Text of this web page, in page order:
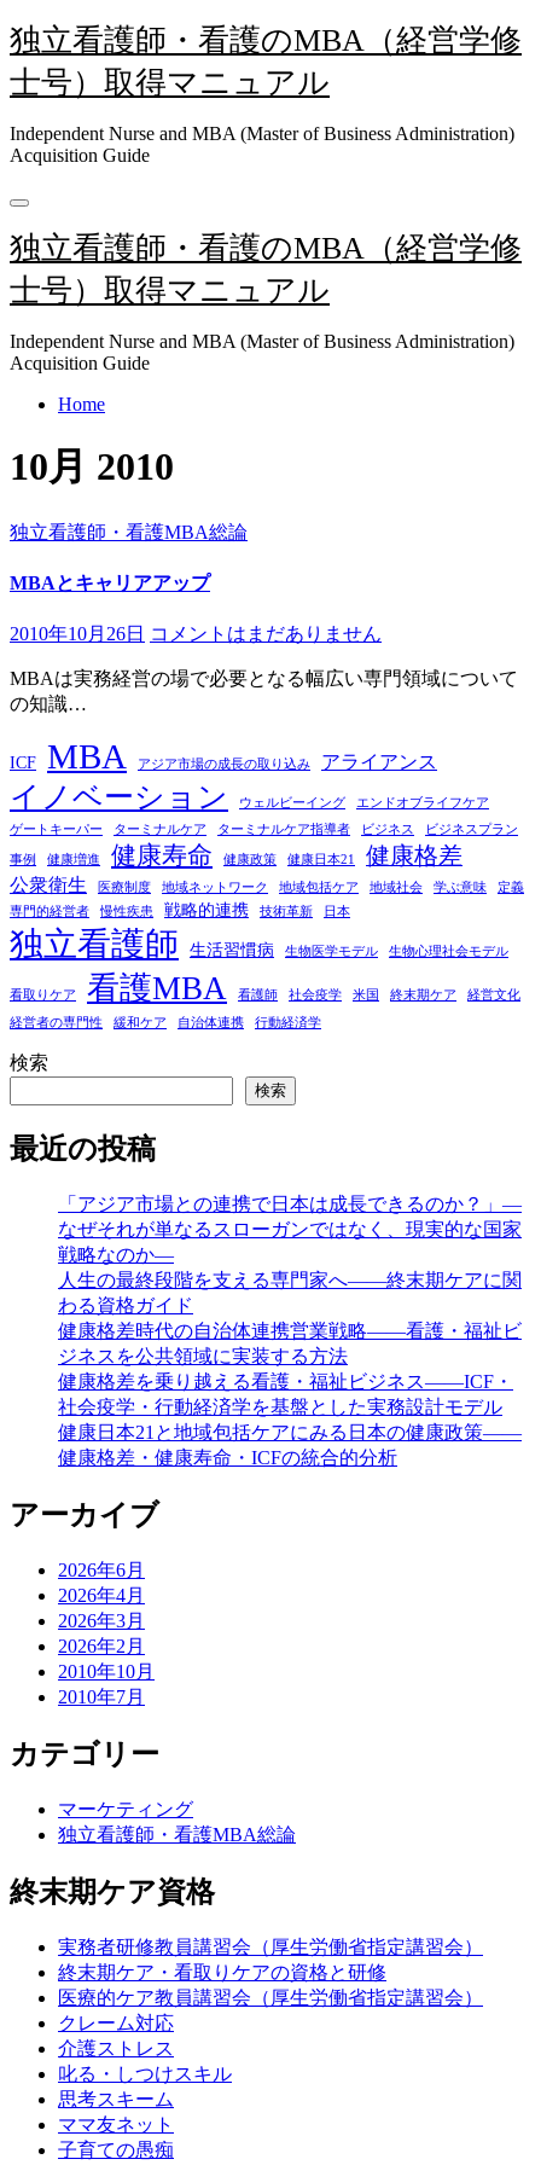
内
容
を
キ
ッ
独立看護師・看護のMBA（経営学修
士号）取得マニュアル
Independent Nurse and MBA (Master of Business Administration)
Acquisition Guide
独立看護師・看護のMBA（経営学修
士号）取得マニュアル
Independent Nurse and MBA (Master of Business Administration)
Acquisition Guide
Home
10月 2010
独立看護師・看護MBA総論
MBAとキャリアアップ
2010年10月26日 コメントはまだありません
MBAは実務経営の場で必要となる幅広い専門領域について
の知識…
ICF MBA アジア市場の成長の取り込み アライアンス
イノベーション ウェルビーイング
エンドオブライフケア
ゲートキーパー
ターミナルケア ターミナルケア指導者 ビジネス ビジネスプラン
事例 健康増進 健康寿命 健康政策 健康日本21 健康格差
公衆衛生 医療制度 地域ネットワーク 地域包括ケア 地域社会 学ぶ意味
定義
専門的経営者
慢性疾患 戦略的連携 技術革新 日本
独立看護師 生活習慣病 生物医学モデル 生物心理社会モデル
看取りケア 看護MBA 看護師 社会疫学 米国 終末期ケア 経営文化
経営者の専門性 緩和ケア 自治体連携 行動経済学
検索
検索
最近の投稿
「アジア市場との連携で日本は成長できるのか？」―
なぜそれが単なるスローガンではなく、現実的な国家
戦略なのか―
人生の最終段階を支える専門家へ——終末期ケアに関
わる資格ガイド
健康格差時代の自治体連携営業戦略――看護・福祉ビ
ジネスを公共領域に実装する方法
健康格差を乗り越える看護・福祉ビジネス――ICF・
社会疫学・行動経済学を基盤とした実務設計モデル
健康日本21と地域包括ケアにみる日本の健康政策――
健康格差・健康寿命・ICFの統合的分析
アーカイブ
2026年6月
2026年4月
2026年3月
2026年2月
2010年10月
2010年7月
カテゴリー
マーケティング
独立看護師・看護MBA総論
終末期ケア資格
実務者研修教員講習会（厚生労働省指定講習会）
終末期ケア・看取りケアの資格と研修
医療的ケア教員講習会（厚生労働省指定講習会）
クレーム対応
介護ストレス
叱る・しつけスキル
思考スキーム
ママ友ネット
子育ての愚痴